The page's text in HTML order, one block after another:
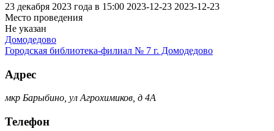
23 декабря 2023 года в 15:00 2023-12-23 2023-12-23
Место проведения
Не указан
Домодедово
Городская библиотека-филиал № 7 г. Домодедово
Адрес
мкр Барыбино, ул Агрохимиков, д 4А
Телефон